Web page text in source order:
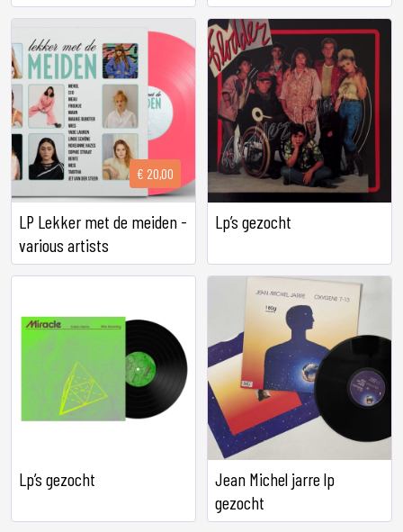
€ 20,00
LP Lekker met de meiden -
various artists
Lp’s gezocht
Lp’s gezocht
Jean Michel jarre lp
gezocht